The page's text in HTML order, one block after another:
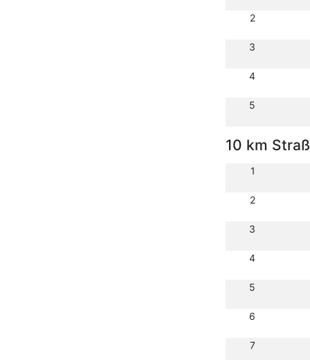
2
3
4
5
10 km
1
2
3
4
5
6
7